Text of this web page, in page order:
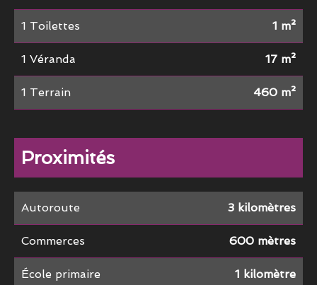
1 Toilettes 1 m²
1 Véranda 17 m²
1 Terrain 460 m²
Proximités
Autoroute 3 kilomètres
Commerces 600 mètres
École primaire 1 kilomètre